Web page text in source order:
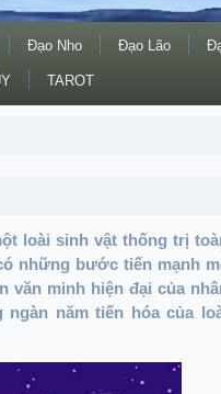
Đạo Nho Đạo Lão
TAROT
loài sinh vật thống trị
những bước tiến mạnh
văn minh hiện đại của
ngàn năm tiến hóa của